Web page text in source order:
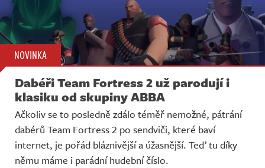
NOVINKA
Dabéři Team Fortress 2 už parodují i
klasiku od skupiny ABBA
Ačkoliv se to posledně zdálo téměř nemožné, pátrání
dabérů Team Fortress 2 po sendviči, které baví
internet, je pořád bláznivější a úžasnější. Teď tu díky
němu máme i parádní hudební číslo.